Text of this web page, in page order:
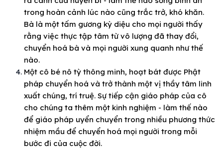
trong hoàn cảnh lúc nào cũng trắc trở, khó khăn.
Bà là một tấm gương kỳ diệu cho mọi người thấy
rằng việc thực tập tâm từ vô lượng đã thay đổi,
chuyển hoá bà và mọi người xung quanh như thế
nào.
Một cô bé nô tỳ thông minh, hoạt bát được Phật
pháp chuyển hoá và trở thành một vị thầy tâm linh
xuất chúng, trí truệ. Sự tiếp cận giáo pháp của cô
cho chúng ta thêm một kinh nghiệm - làm thế nào
để giáo pháp uyển chuyển trong nhiều phương thức
nhiệm mầu để chuyển hoá mọi người trong mỗi
bước đi của cuộc đời.